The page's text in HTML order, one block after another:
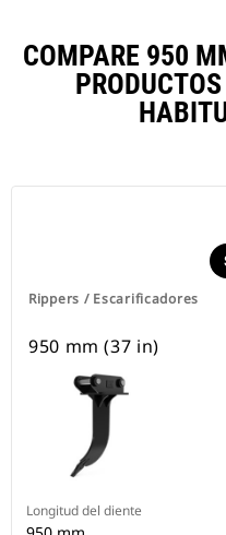
COMPARE 950
Rippers / Escarificadores
950 mm (37 in)
Longitud del diente